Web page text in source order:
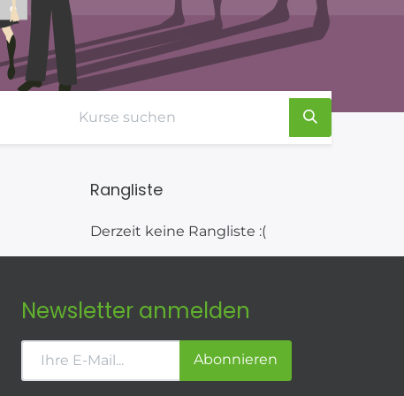
Rangliste
Derzeit keine Rangliste :(
Newsletter anmelden
Abonnieren